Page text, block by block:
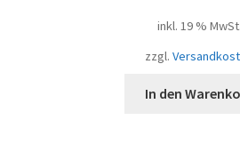
inkl. 19 % MwSt.
zzgl.
In den